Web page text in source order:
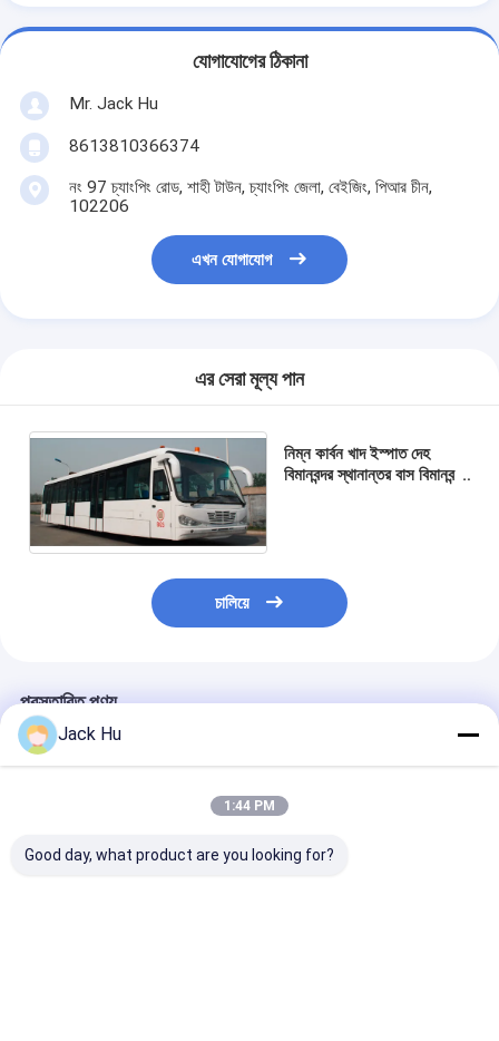
যোগাযোগের ঠিকানা
Mr. Jack Hu
8613810366374
নং 97 চ্যাংপিং রোড, শাহী টাউন, চ্যাংপিং জেলা, বেইজিং, পিআর চীন,
102206
এখন যোগাযোগ
এর সেরা মূল্য পান
নিম্ন কার্বন খাদ ইস্পাত দেহ
বিমানবন্দর স্থানান্তর বাস বিমানবন্দর
চালিয়ে
প্রস্তাবিত পণ্য
Jack Hu
1:44 PM
Good day, what product are you looking for?